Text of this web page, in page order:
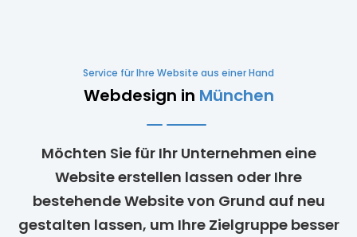
Service für Ihre Website aus einer Hand
Webdesign in München
Möchten Sie für Ihr Unternehmen eine
Website erstellen lassen oder Ihre
bestehende Website von Grund auf neu
gestalten lassen, um Ihre Zielgruppe besser